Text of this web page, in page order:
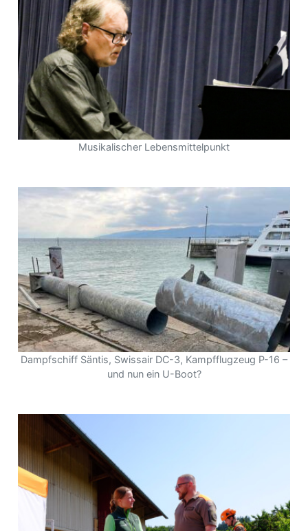
Musikalischer Lebensmittelpunkt
Dampfschiff Säntis, Swissair DC-3, Kampfflugzeug P-16 –
und nun ein U-Boot?